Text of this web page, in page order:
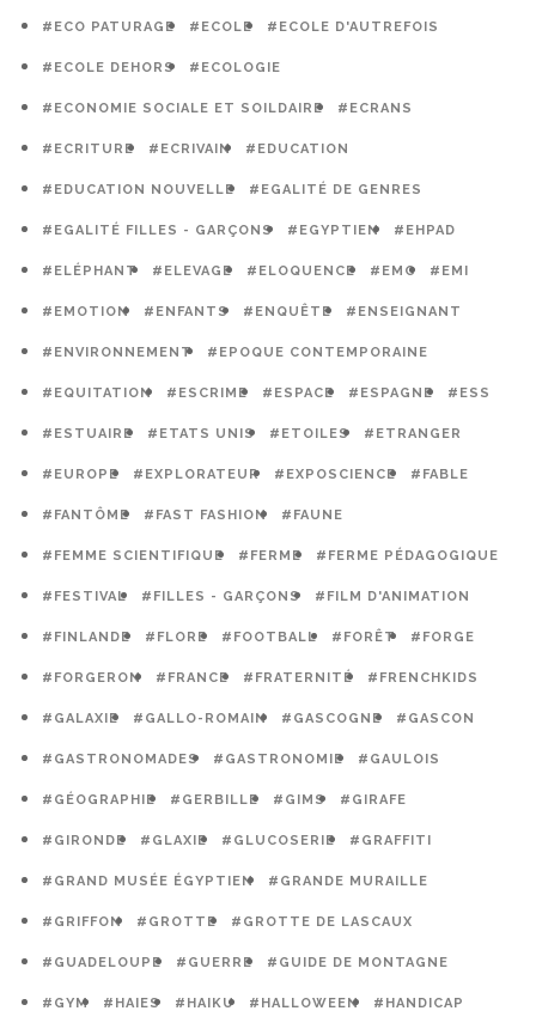
#ECO PATURAGE #ECOLE #ECOLE D'AUTREFOIS
#ECOLE DEHORS #ECOLOGIE
#ECONOMIE SOCIALE ET SOILDAIRE #ECRANS
#ECRITURE #ECRIVAIN #EDUCATION
#EDUCATION NOUVELLE #EGALITÉ DE GENRES
#EGALITÉ FILLES - GARÇONS #EGYPTIEN #EHPAD
#ELÉPHANT #ELEVAGE #ELOQUENCE #EMC #EMI
#EMOTION #ENFANTS #ENQUÊTE #ENSEIGNANT
#ENVIRONNEMENT #EPOQUE CONTEMPORAINE
#EQUITATION #ESCRIME #ESPACE #ESPAGNE #ESS
#ESTUAIRE #ETATS UNIS #ETOILES #ETRANGER
#EUROPE #EXPLORATEUR #EXPOSCIENCE #FABLE
#FANTÔME #FAST FASHION #FAUNE
#FEMME SCIENTIFIQUE #FERME #FERME PÉDAGOGIQUE
#FESTIVAL #FILLES - GARÇONS #FILM D'ANIMATION
#FINLANDE #FLORE #FOOTBALL #FORÊT #FORGE
#FORGERON #FRANCE #FRATERNITÉ #FRENCHKIDS
#GALAXIE #GALLO-ROMAIN #GASCOGNE #GASCON
#GASTRONOMADES #GASTRONOMIE #GAULOIS
#GÉOGRAPHIE #GERBILLE #GIMS #GIRAFE
#GIRONDE #GLAXIE #GLUCOSERIE #GRAFFITI
#GRAND MUSÉE ÉGYPTIEN #GRANDE MURAILLE
#GRIFFON #GROTTE #GROTTE DE LASCAUX
#GUADELOUPE #GUERRE #GUIDE DE MONTAGNE
#GYM #HAIES #HAIKU #HALLOWEEN #HANDICAP